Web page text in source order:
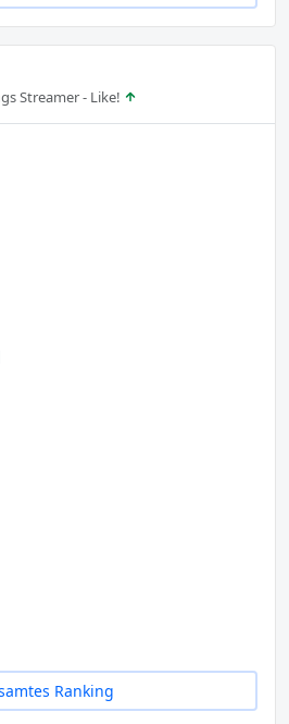
Streamer - Like!
Ranking